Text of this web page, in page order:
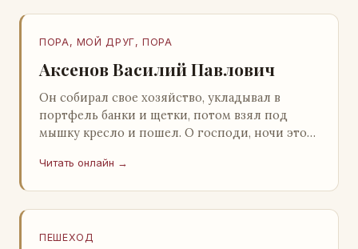
ПОРА, МОЙ ДРУГ, ПОРА
Аксенов Василий Павлович
Он собирал свое хозяйство, укладывал в
портфель банки и щетки, потом взял под
мышку кресло и пошел. О господи, ночи этой
заставлял…
Читать онлайн →
ПЕШЕХОД